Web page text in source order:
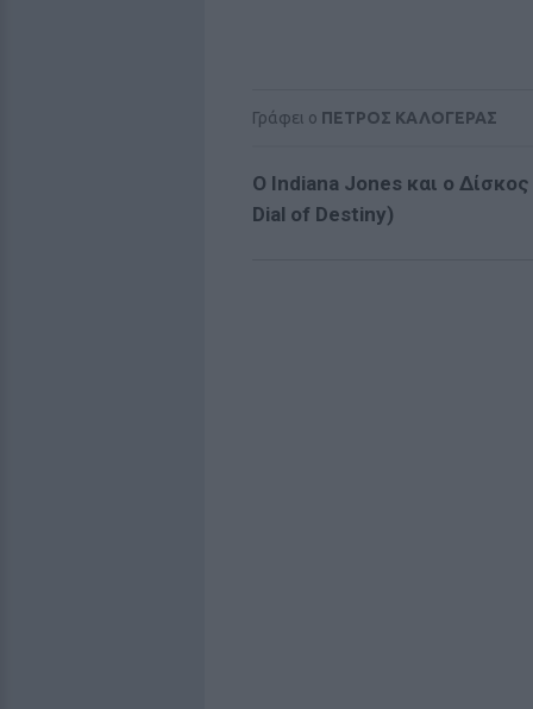
Γράφει ο ΠΕΤΡΟΣ ΚΑΛΟΓΕΡΑΣ
O Indiana Jones και ο
Dial of Destiny)